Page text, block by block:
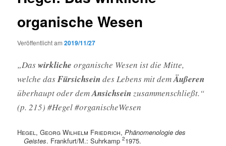
organische Wesen
Veröffentlicht am2019/11/27
„Daswirkliche organische Wesen ist die Mitte,
welche dasFürsichsein des Lebens mit demÄußeren
überhaupt oder demAnsichsein zusammenschließt.“
(p. 215) #Hegel #organischeWesen
Hegel, Georg Wilhelm Friedrich,Phänomenologie des
Geistes. Frankfurt/M.: Suhrkamp21975.